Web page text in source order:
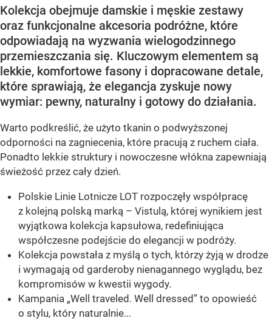
Kolekcja obejmuje damskie i męskie zestawy
oraz funkcjonalne akcesoria podróżne, które
odpowiadają na wyzwania wielogodzinnego
przemieszczania się. Kluczowym elementem są
lekkie, komfortowe fasony i dopracowane detale,
które sprawiają, że elegancja zyskuje nowy
wymiar: pewny, naturalny i gotowy do działania.
Warto podkreślić, że użyto tkanin o podwyższonej
odporności na zagniecenia, które pracują z ruchem ciała.
Ponadto lekkie struktury i nowoczesne włókna zapewniają
świeżość przez cały dzień.
Polskie Linie Lotnicze LOT rozpoczęły współpracę
z kolejną polską marką – Vistulą, której wynikiem jest
wyjątkowa kolekcja kapsułowa, redefiniująca
współczesne podejście do elegancji w podróży.
Kolekcja powstała z myślą o tych, którzy żyją w drodze
i wymagają od garderoby nienagannego wyglądu, bez
kompromisów w kwestii wygody.
Kampania „Well traveled. Well dressed” to opowieść
o stylu, który naturalnie...